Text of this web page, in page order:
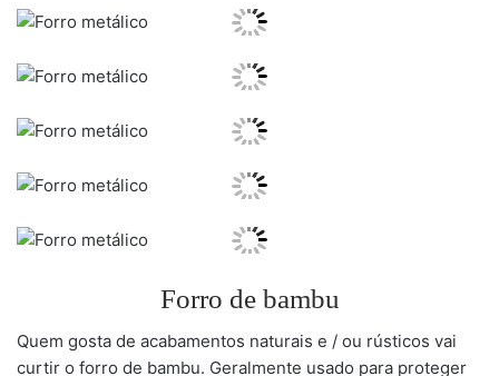
Forro de bambu
Quem gosta de acabamentos naturais e / ou rústicos vai
curtir o forro de bambu. Geralmente usado para proteger